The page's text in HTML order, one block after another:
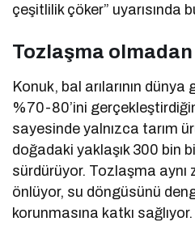
çeşitlilik çöker” uyarısında
Tozlaşma
Konuk, bal arılarının
%70-80’ini
sayesinde yalnızca tarım
doğadaki yaklaşık 300 bin
sürdürüyor. Tozlaşma
önlüyor, su döngüsünü
korunmasına katkı sağlıyor.